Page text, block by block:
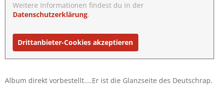
Weitere Informationen findest du in der
Datenschutzerklärung.
Drittanbieter-Cookies akzeptieren
Album direkt vorbestellt....Er ist die Glanzseite des Deutschrap.